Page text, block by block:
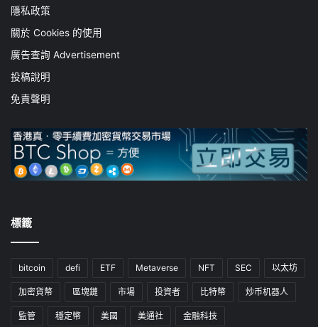
隱私政策
關於 Cookies 的使用
廣告查詢 Advertisement
投稿說明
免責聲明
標籤
bitcoin defi ETF Metaverse NFT SEC 以太坊
加密貨幣 區塊鏈 市場 投資者 比特幣 炒币机器人
監管 穩定幣 美國 美通社 金融科技